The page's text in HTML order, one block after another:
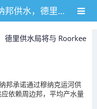
德里首席部长保证哈里亚纳邦供水，德里供水局将与 Roorkee 理工学院合作寻求长期解决方案
德里供水局将与 Roorkee
邦承诺通过穆纳克运河供
依赖周边邦，平均产水量